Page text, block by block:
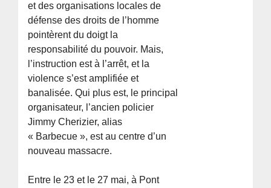
et des organisations locales de
défense des droits de l’homme
pointèrent du doigt la
responsabilité du pouvoir. Mais,
l’instruction est à l’arrêt, et la
violence s’est amplifiée et
banalisée. Qui plus est, le principal
organisateur, l’ancien policier
Jimmy Cherizier, alias
« Barbecue », est au centre d’un
nouveau massacre.
Entre le 23 et le 27 mai, à Pont